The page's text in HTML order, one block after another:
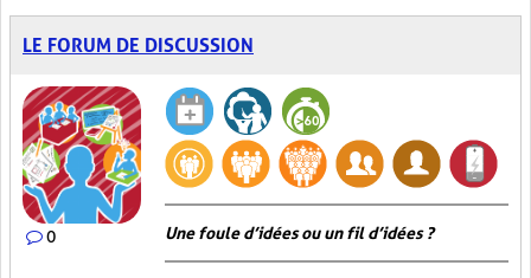
LE FORUM DE DISCUSSION
0 Une foule d’idées ou un fil d’idées ?